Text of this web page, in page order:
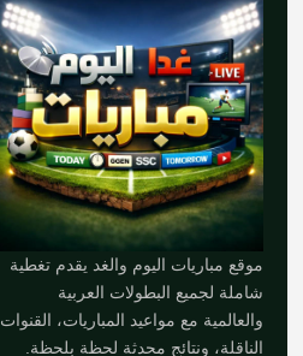
موقع مباريات اليوم والغد يقدم تغطية
شاملة لجميع البطولات العربية
والعالمية مع مواعيد المباريات، القنوات
الناقلة، ونتائج محدثة لحظة بلحظة.